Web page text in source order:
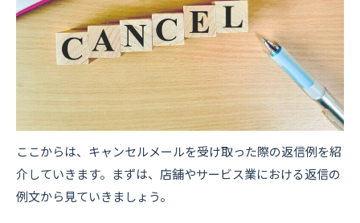
ここからは、キャンセルメールを受け取った際の返信例を紹
介していきます。まずは、店舗やサービス業における返信の
例文から見ていきましょう。